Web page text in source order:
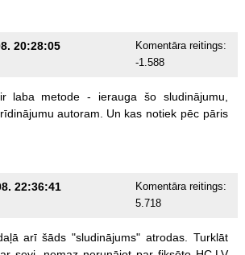
20:28:05
Komentāra reitings:
-1.588
ir laba metode - ierauga šo sludinājumu,
autoram. Un kas notiek pēc pāris
22:36:41
Komentāra reitings:
5.718
arī šāds "sludinājums" atrodas.
Turklāt